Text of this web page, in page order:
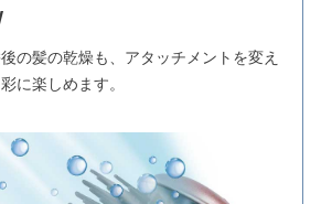
の髪の乾燥も、アタッチメントを変え
に楽しめます。